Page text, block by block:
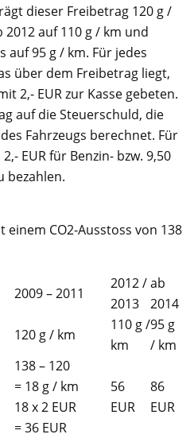
dieser Freibetrag 120 g /
auf 110 g / km und
auf 95 g / km. Für jedes
über dem Freibetrag liegt,
2,- EUR zur Kasse gebeten.
auf die Steuerschuld, die
Fahrzeugs berechnet. Für
EUR für Benzin- bzw. 9,50
bezahlen.
einem CO2-Ausstoss von 138
2009 – 2011
2012 /
2013
ab
2014
120 g / km
110 g /
km
95 g
/ km
138 – 120
= 18 g / km
18 x 2 EUR
= 36 EUR
56
EUR
86
EUR